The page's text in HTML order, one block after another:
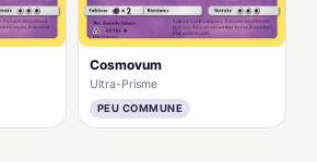
Cosmovum
Ultra-Prisme
PEU COMMUNE